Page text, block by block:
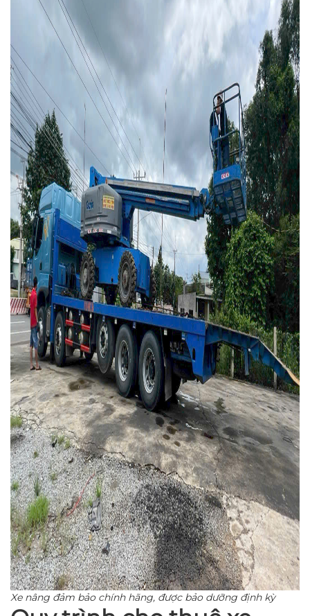
Xe nâng đảm bảo chính hãng, được bảo dưỡng định kỳ